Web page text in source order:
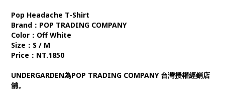
Pop Headache T-Shirt
Brand：POP TRADING COMPANY
Color：Off White
Size：S / M
Price：NT.1850
UNDERGARDEN為POP TRADING COMPANY 台灣授權經銷店
舖。